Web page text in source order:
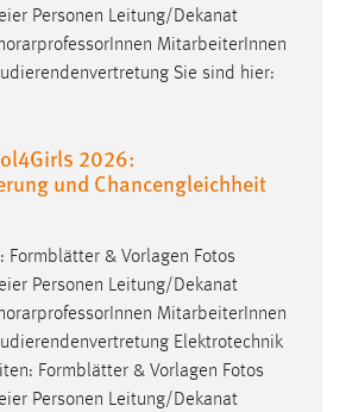
Personen Leitung/Dekanat
MitarbeiterInnen
Sie sind hier:
2026:
und Chancengleichheit
Formblätter & Vorlagen Fotos
Personen Leitung/Dekanat
MitarbeiterInnen
Elektrotechnik
Formblätter & Vorlagen Fotos
Personen Leitung/Dekanat
werden von Drittanbietern